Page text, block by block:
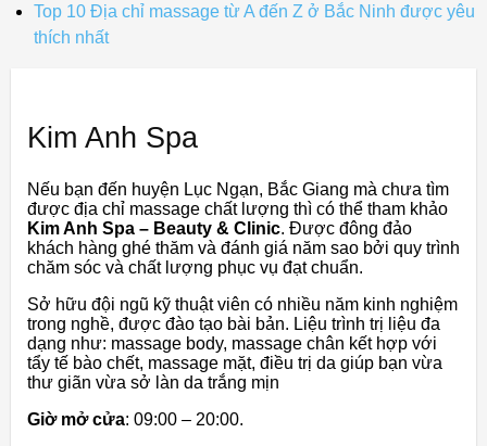
Top 10 Địa chỉ massage từ A đến Z ở Bắc Ninh được yêu
thích nhất
Kim Anh Spa
Nếu bạn đến huyện Lục Ngạn, Bắc Giang mà chưa tìm
được địa chỉ massage chất lượng thì có thể tham khảo
Kim Anh Spa – Beauty & Clinic. Được đông đảo
khách hàng ghé thăm và đánh giá năm sao bởi quy trình
chăm sóc và chất lượng phục vụ đạt chuẩn.
Sở hữu đội ngũ kỹ thuật viên có nhiều năm kinh nghiệm
trong nghề, được đào tạo bài bản. Liệu trình trị liệu đa
dạng như: massage body, massage chân kết hợp với
tẩy tế bào chết, massage mặt, điều trị da giúp bạn vừa
thư giãn vừa sở làn da trắng mịn
Giờ mở cửa: 09:00 – 20:00.